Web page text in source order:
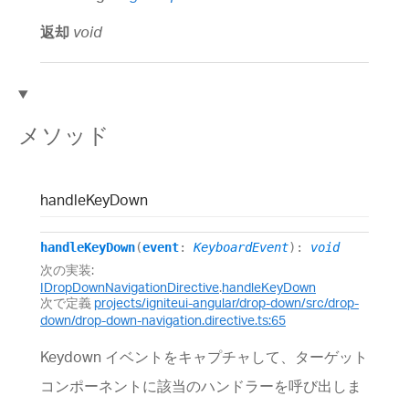
返却 void
メソッド
handleKeyDown
handleKeyDown(event: KeyboardEvent) : void
次の実装:
IDropDownNavigationDirective.handleKeyDown
次で定義 projects/igniteui-angular/drop-down/src/drop-
down/drop-down-navigation.directive.ts:65
Keydown イベントをキャプチャして、ターゲット
コンポーネントに該当のハンドラーを呼び出しま